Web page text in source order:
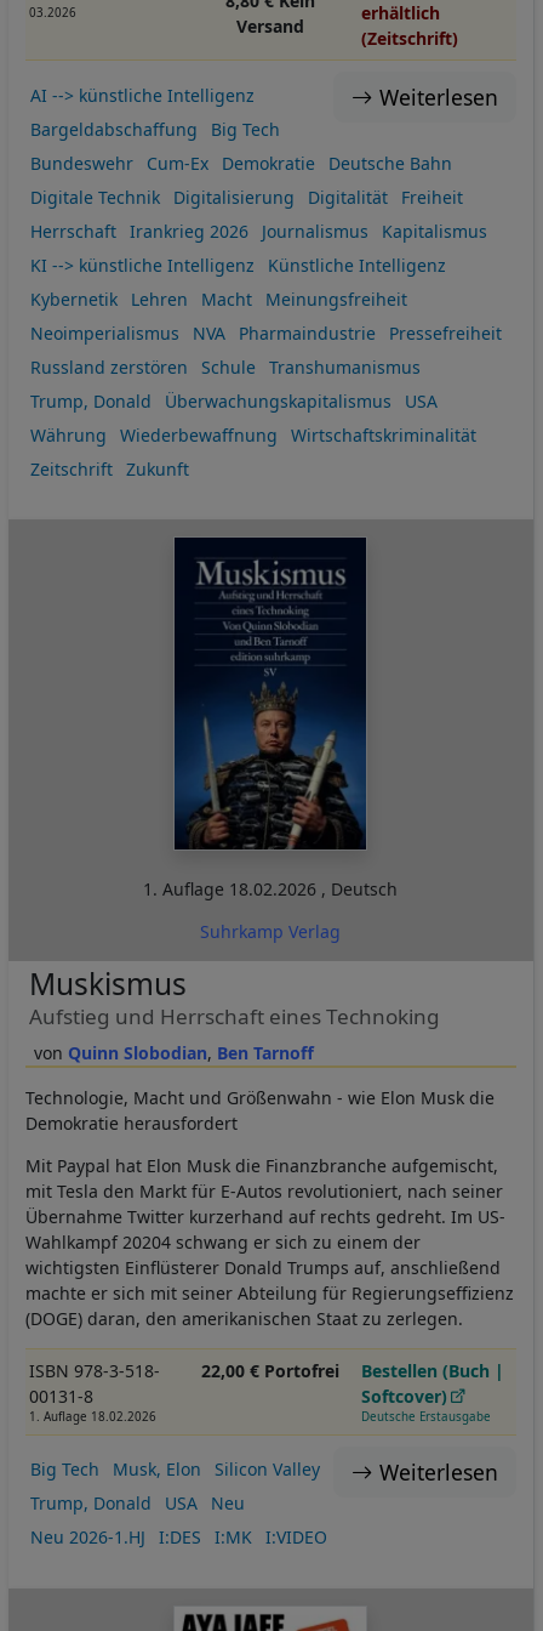
03.2026
Versand
erhältlich
(Zeitschrift)
Weiterlesen
AI --> künstliche Intelligenz
Bargeldabschaffung
Big Tech
Bundeswehr
Cum-Ex Demokratie
Deutsche Bahn
Digitale Technik
Digitalisierung Digitalität
Freiheit
Herrschaft
Irankrieg 2026 Journalismus
Kapitalismus
KI --> künstliche Intelligenz
Künstliche Intelligenz
Kybernetik
Lehren Macht
Meinungsfreiheit
Neoimperialismus
NVA Pharmaindustrie
Pressefreiheit
Russland zerstören
Schule
Transhumanismus
Trump, Donald
Überwachungskapitalismus
USA
Währung
Wiederbewaffnung
Wirtschaftskriminalität
Zeitschrift
Zukunft
1. Auflage 18.02.2026 , Deutsch
Suhrkamp Verlag
Quinn Slobodian Ben Tarnoff
Muskismus
Aufstieg und Herrschaft eines Technoking
Technologie, Macht und Größenwahn - wie Elon Musk die
Demokratie herausfordert
Mit Paypal hat Elon Musk die Finanzbranche aufgemischt,
mit Tesla den Markt für E-Autos revolutioniert, nach seiner
Übernahme Twitter kurzerhand auf rechts gedreht. Im US-
Wahlkampf 20204 schwang er sich zu einem der
wichtigsten Einflüsterer Donald Trumps auf, anschließend
machte er sich mit seiner Abteilung für Regierungseffizienz
(DOGE) daran, den amerikanischen Staat zu zerlegen.
ISBN 978-3-518-
00131-8
1. Auflage 18.02.2026
22,00 € Portofrei
Bestellen (Buch |
Softcover)
Deutsche Erstausgabe
Weiterlesen
Big Tech Musk, Elon
Silicon Valley
Trump, Donald
USA
Neu
Neu 2026-1.HJ
I:DES I:MK I:VIDEO